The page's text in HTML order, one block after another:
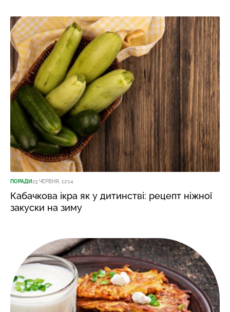
ПОРАДИ23 ЧЕРВНЯ, 12:14
Кабачкова ікра як у дитинстві: рецепт ніжної
закуски на зиму